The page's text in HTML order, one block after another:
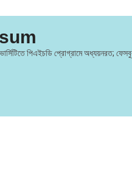
পিএইচডি প্রোগ্রামে